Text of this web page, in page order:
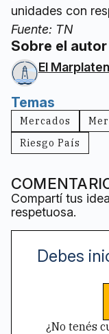
unidades con
Fuente: TN
Sobre el autor
El
Temas
Mercados
Riesgo País
Compartí tus
respetuosa.
Debes
¿No tenés